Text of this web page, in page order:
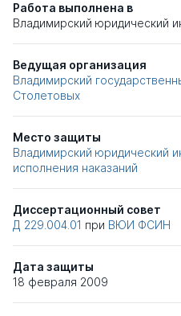
Работа выполнена в
Владимирский юридический
Ведущая организация
Владимирский
Столетовых
Место защиты
Владимирский юридический
исполнения наказаний
Диссертационный совет
Д 229.004.01 при ВЮИ ФСИН
Дата защиты
18 февраля 2009